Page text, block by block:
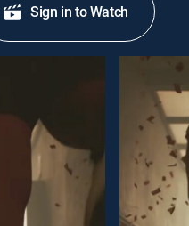
Sign in to Watch